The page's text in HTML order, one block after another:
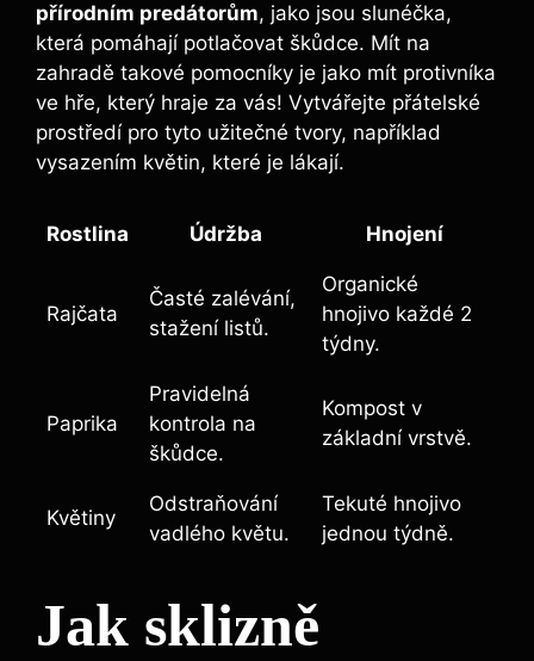
přírodním predátorům, jako jsou slunéčka,
která pomáhají potlačovat škůdce. Mít na
zahradě takové pomocníky je jako mít protivníka
ve hře, který hraje za vás! Vytvářejte přátelské
prostředí pro tyto užitečné tvory, například
vysazením květin, které je lákají.
Rostlina Údržba Hnojení
Rajčata
Časté zalévání,
stažení listů.
Organické
hnojivo každé 2
týdny.
Paprika
Pravidelná
kontrola na
škůdce.
Kompost v
základní vrstvě.
Květiny
Odstraňování
vadlého květu.
Tekuté hnojivo
jednou týdně.
Jak sklizně